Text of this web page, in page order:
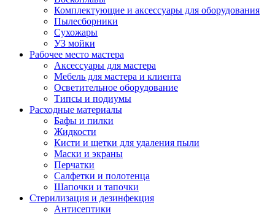
Комплектующие и аксессуары для оборудования
Пылесборники
Сухожары
УЗ мойки
Рабочее место мастера
Аксессуары для мастера
Мебель для мастера и клиента
Осветительное оборудование
Типсы и подиумы
Расходные материалы
Бафы и пилки
Жидкости
Кисти и щетки для удаления пыли
Маски и экраны
Перчатки
Салфетки и полотенца
Шапочки и тапочки
Стерилизация и дезинфекция
Антисептики